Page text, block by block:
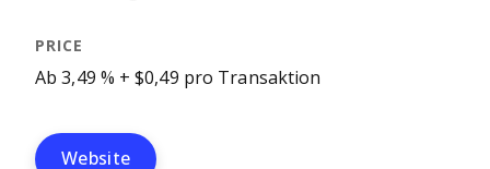
Ab 3,49 % + $0,49 pro Transaktion
Website